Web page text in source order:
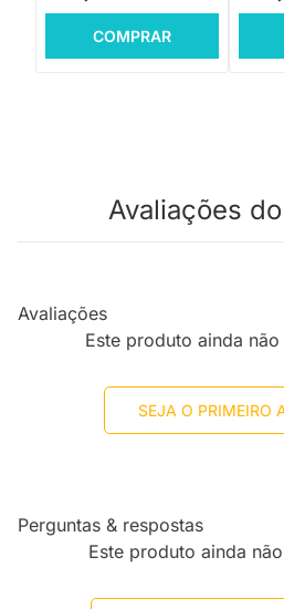
COMPRAR
Avaliações
Avaliações
Este produto ainda
SEJA O PRIMEIRO
Perguntas & respostas
Este produto ainda